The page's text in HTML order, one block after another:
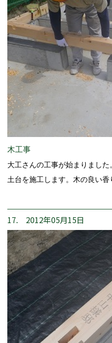
木工事
大工さんの工事が始まりまし
土台を施工します。木の良い香
17. 2012年05月15日